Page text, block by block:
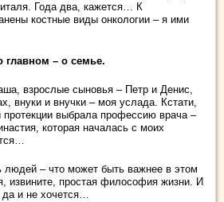
Года два, кажется… К
костные виды онкологии – я ими
– о семье.
взрослые сыновья – Петр и Денис,
внуки и внучки – моя услада. Кстати,
протекции выбрала профессию врача –
которая началась с моих
людей – что может быть важнее в этом
извините, простая философия жизни. И
да и не хочется…